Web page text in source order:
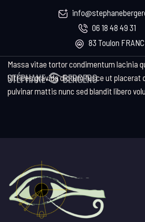
06 18 48 49 31
83 Toulon
Massa vitae tortor condimentum lacinia
Ultrices gravida dictum fusce ut placerat
pulvinar mattis nunc sed blandit libero